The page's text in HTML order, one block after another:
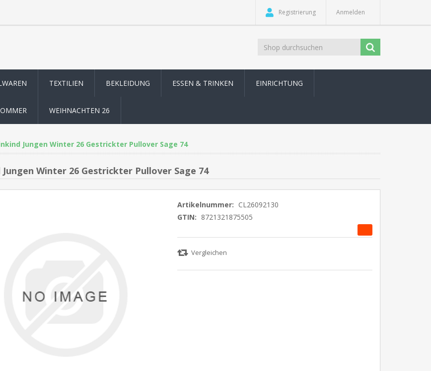
Registrierung Anmelden
TEXTILIEN BEKLEIDUNG ESSEN & TRINKEN EINRICHTUNG
WEIHNACHTEN 26
Jungen Winter 26 Gestrickter Pullover Sage 74
Jungen Winter 26 Gestrickter Pullover Sage 74
Artikelnummer: CL26092130
GTIN: 8721321875505